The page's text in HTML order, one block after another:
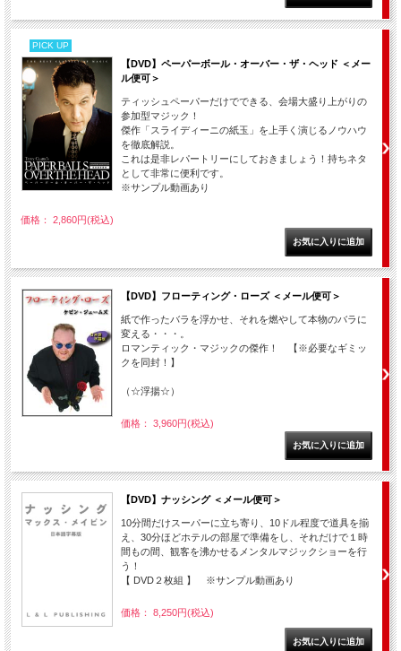
PICK UP
【DVD】ペーパーボール・オーバー・ザ・ヘッド ＜メー
ル便可＞
ティッシュペーパーだけでできる、会場大盛り上がりの
参加型マジック！
傑作「スライディーニの紙玉」を上手く演じるノウハウ
を徹底解説。
これは是非レパートリーにしておきましょう！持ちネタ
として非常に便利です。
※サンプル動画あり
価格： 2,860円(税込)
【DVD】フローティング・ローズ ＜メール便可＞
紙で作ったバラを浮かせ、それを燃やして本物のバラに
変える・・・。
ロマンティック・マジックの傑作！ 【※必要なギミッ
クを同封！】
（☆浮揚☆）
価格： 3,960円(税込)
【DVD】ナッシング ＜メール便可＞
10分間だけスーパーに立ち寄り、10ドル程度で道具を揃
え、30分ほどホテルの部屋で準備をし、それだけで１時
間もの間、観客を沸かせるメンタルマジックショーを行
う！
【 DVD２枚組 】 ※サンプル動画あり
価格： 8,250円(税込)